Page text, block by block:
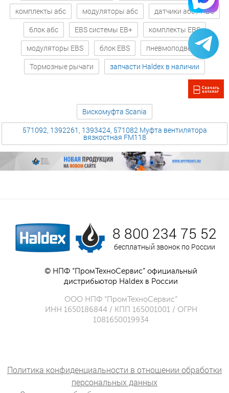
комплекты абс
модуляторы абс
датчики абс / ABS
блок абс
EBS системы EB+
комплекты EBS
модуляторы EBS
блок EBS
пневмоподвеска
Тормозные рычаги
запчасти Haldex в наличии
Вискомуфта Scania
571092, 1392261, 1393424, 571082 Муфта вентилятора
вязкостная FM118
8 800 234 75 52
бесплатный звонок по России
© НПФ “ПромТехноСервис” официальный
дистрибьютор Haldex в России
ООО НПФ “ПромТехноСервис”
ИНН 1650186844 / КПП 165001001 / ОГРН
1081650019934
Политика конфиденциальности в отношении обработки
персональных данных